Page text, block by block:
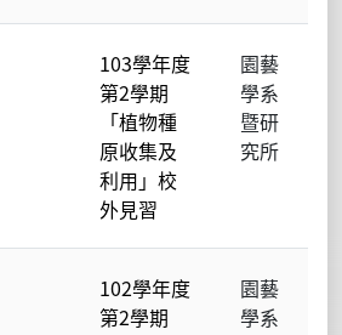
103學年度
第2學期
「植物種
原收集及
利用」校
外見習
園藝
學系
暨研
究所
102學年度
第2學期
園藝
學系